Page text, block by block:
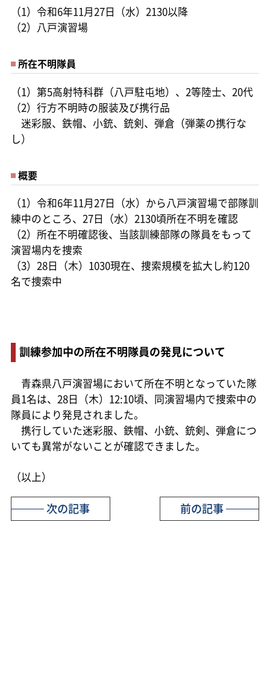
（1）令和6年11月27日（水）2130以降
（2）八戸演習場
所在不明隊員
（1）第5高射特科群（八戸駐屯地）、2等陸士、20代
（2）行方不明時の服装及び携行品
迷彩服、鉄帽、小銃、銃剣、弾倉（弾薬の携行な
し）
概要
（1）令和6年11月27日（水）から八戸演習場で部隊訓
練中のところ、27日（水）2130頃所在不明を確認
（2）所在不明確認後、当該訓練部隊の隊員をもって
演習場内を捜索
（3）28日（木）1030現在、捜索規模を拡大し約120
名で捜索中
訓練参加中の所在不明隊員の発見について
青森県八戸演習場において所在不明となっていた隊
員1名は、28日（木）12:10頃、同演習場内で捜索中の
隊員により発見されました。
携行していた迷彩服、鉄帽、小銃、銃剣、弾倉につ
いても異常がないことが確認できました。
（以上）
前の記事
次の記事